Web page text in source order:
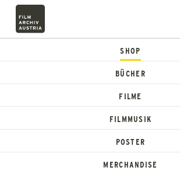
SHOP
BÜCHER
FILME
FILMMUSIK
POSTER
MERCHANDISE